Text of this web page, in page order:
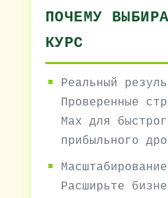
ПОЧЕМУ
КУРС
Реальный
Проверенные
Max для
прибыльного
Расширьте